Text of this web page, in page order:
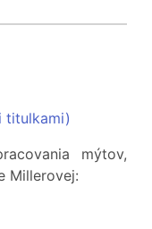
titulkami)
mýtov,
Millerovej: